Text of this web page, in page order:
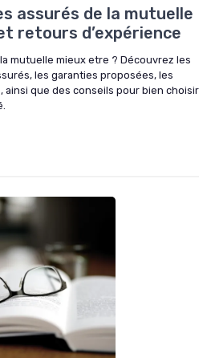
assurés de la mutuelle
retours d’expérience
mutuelle mieux etre ? Découvrez les
les garanties proposées, les
que des conseils pour bien choisir